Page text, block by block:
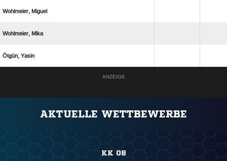
 
 
 
ANZEIGE
AKTUELLE WETTBEWERBE
KK 08